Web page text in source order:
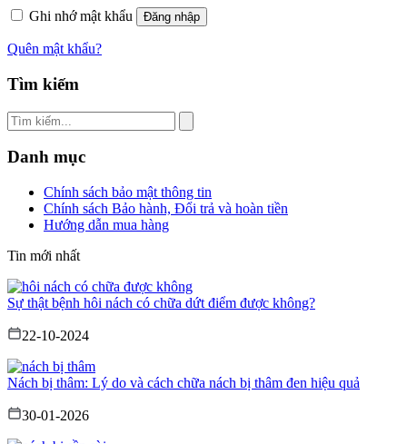
Ghi nhớ mật khẩu Đăng nhập
Quên mật khẩu?
Tìm kiếm
Danh mục
Chính sách bảo mật thông tin
Chính sách Bảo hành, Đổi trả và hoàn tiền
Hướng dẫn mua hàng
Tin mới nhất
Sự thật bệnh hôi nách có chữa dứt điểm được không?
22-10-2024
Nách bị thâm: Lý do và cách chữa nách bị thâm đen hiệu quả
30-01-2026